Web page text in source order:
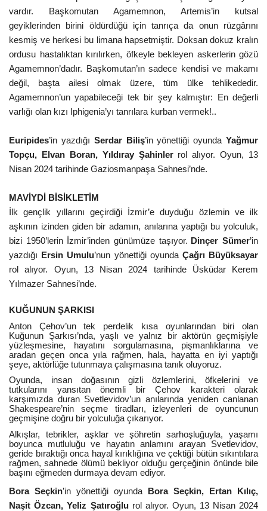
vardır. Başkomutan Agamemnon, Artemis’in kutsal
geyiklerinden birini öldürdüğü için tanrıça da onun rüzgârını
kesmiş ve herkesi bu limana hapsetmiştir. Doksan dokuz kralın
ordusu hastalıktan kırılırken, öfkeyle bekleyen askerlerin gözü
Agamemnon’dadır. Başkomutan’ın sadece kendisi ve makamı
değil, başta ailesi olmak üzere, tüm ülke tehlikededir.
Agamemnon’un yapabileceği tek bir şey kalmıştır: En değerli
varlığı olan kızı Iphigenia’yı tanrılara kurban vermek!..
Euripides’in yazdığı Serdar Biliş’in yönettiği oyundaYağmur
Topçu, Elvan Boran, Yıldıray Şahinler rol alıyor. Oyun, 13
Nisan 2024 tarihinde Gaziosmanpaşa Sahnesi’nde.
MAVİYDİ BİSİKLETİM
İlk gençlik yıllarını geçirdiği İzmir’e duyduğu özlemin ve ilk
aşkının izinden giden bir adamın, anılarına yaptığı bu yolculuk,
bizi 1950’lerin İzmir’inden günümüze taşıyor. Dinçer Sümer’in
yazdığı
Ersin Umulu’nun yönettiği oyunda Çağrı Büyüksayar
rol alıyor. Oyun, 13 Nisan 2024 tarihinde Üsküdar Kerem
Yılmazer Sahnesi’nde.
KUĞUNUN ŞARKISI
Anton Çehov’un tek perdelik kısa oyunlarından biri olan
Kuğunun Şarkısı’nda, yaşlı ve yalnız bir aktörün geçmişiyle
yüzleşmesine, hayatını sorgulamasına, pişmanlıklarına ve
aradan geçen onca yıla rağmen, hala, hayatta en iyi yaptığı
şeye, aktörlüğe tutunmaya çalışmasına tanık oluyoruz.
Oyunda, insan doğasının gizli özlemlerini, öfkelerini ve
tutkularını yansıtan önemli bir Çehov karakteri olarak
karşımızda duran Svetlevidov’un anılarında yeniden canlanan
Shakespeare’nin seçme tiradları, izleyenleri de oyuncunun
geçmişine doğru bir yolculuğa çıkarıyor.
Alkışlar, tebrikler, aşklar ve şöhretin sarhoşluğuyla, yaşamı
boyunca mutluluğu ve hayatın anlamını arayan Svetlevidov,
geride bıraktığı onca hayal kırıklığına ve çektiği bütün sıkıntılara
rağmen, sahnede ölümü bekliyor olduğu gerçeğinin önünde bile
başını eğmeden durmaya devam ediyor.
Bora Seçkin’in yönettiği oyunda Bora Seçkin, Ertan Kılıç,
Naşit Özcan, Yeliz Şatıroğlurol alıyor. Oyun, 13 Nisan 2024